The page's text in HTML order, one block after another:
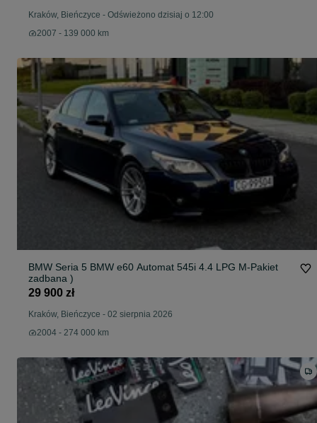
Kraków, Bieńczyce - Odświeżono dzisiaj o 12:00
2007 - 139 000 km
BMW Seria 5 BMW e60 Automat 545i 4.4 LPG M-Pakiet
zadbana )
29 900 zł
Kraków, Bieńczyce - 02 sierpnia 2026
2004 - 274 000 km